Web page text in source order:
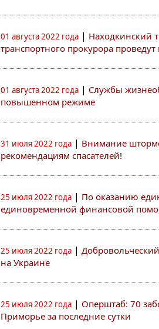
01 августа 2022 года | Находкинский
транспортного прокурора
01 августа 2022 года | Службы
повышенном режиме
31 июля 2022 года | Внимание
рекомендациям спасателей!
25 июля 2022 года | По оказанию
единовременной финансовой
25 июля 2022 года |
на Украине
25 июля 2022 года | Оперштаб: 70
Приморье за последние сутки